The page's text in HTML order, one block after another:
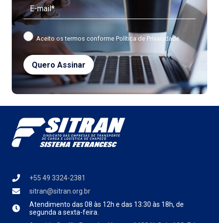
Aceito os termos conforme Política de Privacidade
+55 49 3324-2381
sitran@sitran.org.br
Atendimento das 08 às 12h e das 13:30 às 18h, de
segunda a sexta-feira.